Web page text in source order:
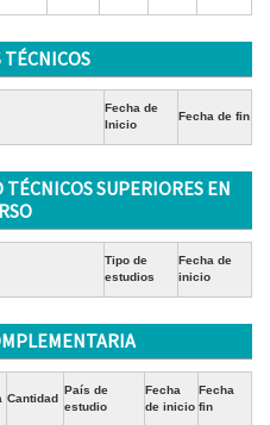
TÉCNICOS
Fecha de
Inicio
Fecha de fin
TÉCNICOS SUPERIORES EN
Tipo de
estudios
Fecha de
inicio
Cantidad
País de
estudio
Fecha
de inicio
Fecha
fin